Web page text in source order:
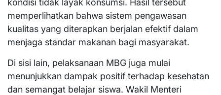
kondisi tidak layak konsumsi. Hasil tersebut
memperlihatkan bahwa sistem pengawasan
kualitas yang diterapkan berjalan efektif dalam
menjaga standar makanan bagi masyarakat.
Di sisi lain, pelaksanaan MBG juga mulai
menunjukkan dampak positif terhadap kesehatan
dan semangat belajar siswa. Wakil Menteri